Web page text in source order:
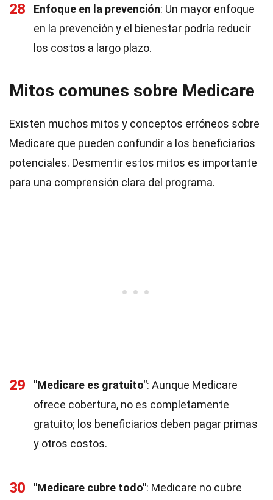
28 Enfoque en la prevención: Un mayor enfoque
en la prevención y el bienestar podría reducir
los costos a largo plazo.
Mitos comunes sobre Medicare
Existen muchos mitos y conceptos erróneos sobre
Medicare que pueden confundir a los beneficiarios
potenciales. Desmentir estos mitos es importante
para una comprensión clara del programa.
29 "Medicare es gratuito": Aunque Medicare
ofrece cobertura, no es completamente
gratuito; los beneficiarios deben pagar primas
y otros costos.
30 "Medicare cubre todo": Medicare no cubre